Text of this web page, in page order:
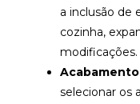
a inclusão de
cozinha,
modificações.
selecionar os